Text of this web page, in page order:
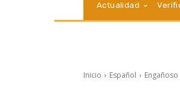
Actualidad
Inicio Español Engañoso